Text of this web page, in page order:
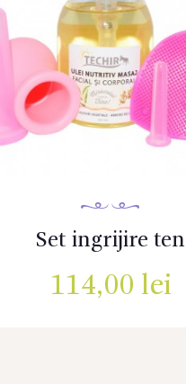
Set ingrijire ten
114,00 lei